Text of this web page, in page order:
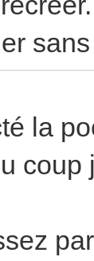
la